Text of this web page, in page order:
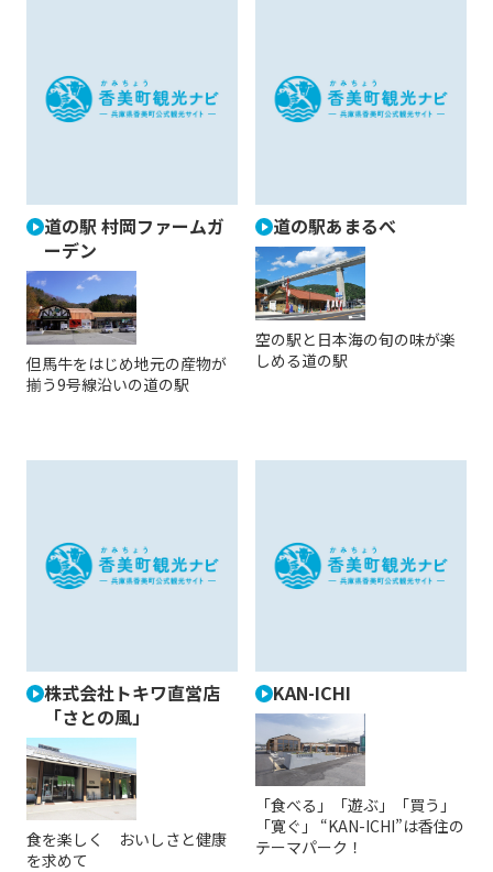
道の駅 村岡ファームガ
ーデン
但馬牛をはじめ地元の産物が
揃う9号線沿いの道の駅
道の駅あまるべ
空の駅と日本海の旬の味が楽
しめる道の駅
株式会社トキワ直営店
「さとの風」
食を楽しく おいしさと健康
を求めて
KAN-ICHI
「食べる」「遊ぶ」「買う」
「寛ぐ」 “KAN-ICHI”は香住の
テーマパーク！